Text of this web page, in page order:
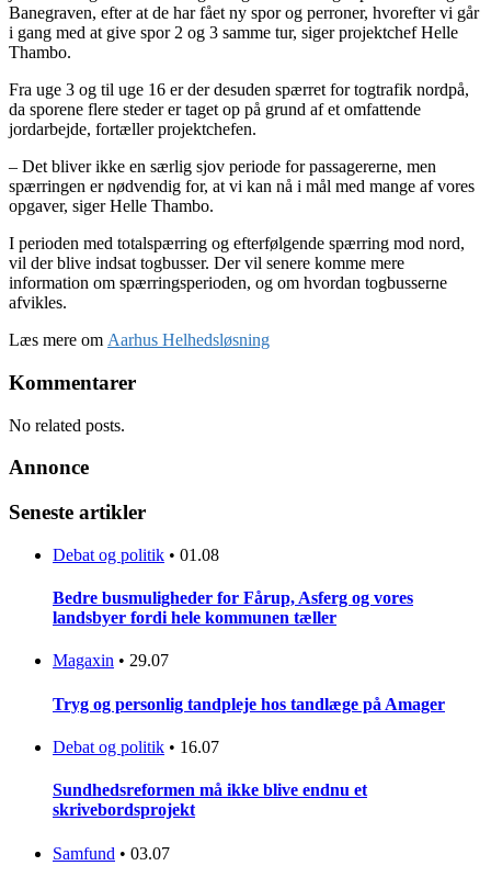
Banegraven, efter at de har fået ny spor og perroner, hvorefter vi går
i gang med at give spor 2 og 3 samme tur, siger projektchef Helle
Thambo.
Fra uge 3 og til uge 16 er der desuden spærret for togtrafik nordpå,
da sporene flere steder er taget op på grund af et omfattende
jordarbejde, fortæller projektchefen.
– Det bliver ikke en særlig sjov periode for passagererne, men
spærringen er nødvendig for, at vi kan nå i mål med mange af vores
opgaver, siger Helle Thambo.
I perioden med totalspærring og efterfølgende spærring mod nord,
vil der blive indsat togbusser. Der vil senere komme mere
information om spærringsperioden, og om hvordan togbusserne
afvikles.
Læs mere om Aarhus Helhedsløsning
Kommentarer
No related posts.
Annonce
Seneste artikler
Debat og politik • 01.08
Bedre busmuligheder for Fårup, Asferg og vores
landsbyer fordi hele kommunen tæller
Magaxin • 29.07
Tryg og personlig tandpleje hos tandlæge på Amager
Debat og politik • 16.07
Sundhedsreformen må ikke blive endnu et
skrivebordsprojekt
Samfund • 03.07